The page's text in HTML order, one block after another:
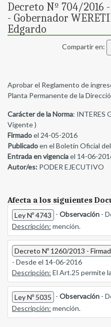
Decreto Nº 704/2016
- Gobernador
Edgardo
Compartir en:
Aprobar el Reglamento de
Planta Permanente de la
Carácter de la Norma: INTERES
Vigente )
Firmadoel 24-05-2016
Publicadoen el Boletín Oficial
Entrada en vigenciael 14-06-
Autor/es: PODER EJECUTIVO
Afecta a los siguientes
Ley Nº 4743 - Observación -
Descripción: mención.
Decreto Nº 1260/2013 -
- Desde el 14-06-2016
Descripción: El Art.25 permite
Ley Nº 5035 - Observación -
Descripción: mención.